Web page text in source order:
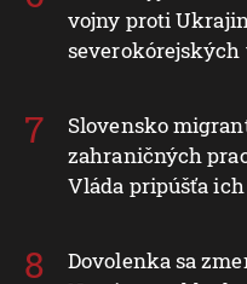
vojny proti
severokórejských
Slovensko
zahraničných
Vláda pripúšťa
Dovolenka sa